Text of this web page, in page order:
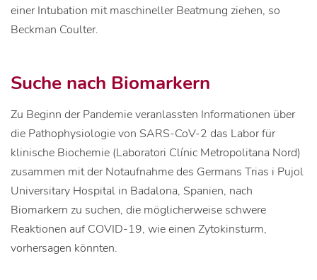
einer Intubation mit maschineller Beatmung ziehen, so
Beckman Coulter.
Suche nach Biomarkern
Zu Beginn der Pandemie veranlassten Informationen über
die Pathophysiologie von SARS-CoV-2 das Labor für
klinische Biochemie (Laboratori Clínic Metropolitana Nord)
zusammen mit der Notaufnahme des Germans Trias i Pujol
Universitary Hospital in Badalona, Spanien, nach
Biomarkern zu suchen, die möglicherweise schwere
Reaktionen auf COVID-19, wie einen Zytokinsturm,
vorhersagen könnten.